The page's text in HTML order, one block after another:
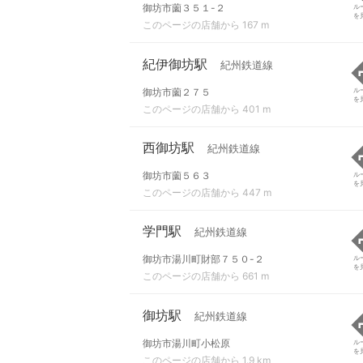
御坊市薗３５１-２
このページの店舗から 167 m
ル
を
紀伊御坊駅 紀州鉄道線
御坊市薗２７５
このページの店舗から 401 m
ル
を
西御坊駅 紀州鉄道線
御坊市薗５６３
このページの店舗から 447 m
ル
を
学門駅 紀州鉄道線
御坊市湯川町財部７５０-２
このページの店舗から 661 m
ル
を
御坊駅 紀州鉄道線
御坊市湯川町小松原
このページの店舗から 1.9 km
ル
を